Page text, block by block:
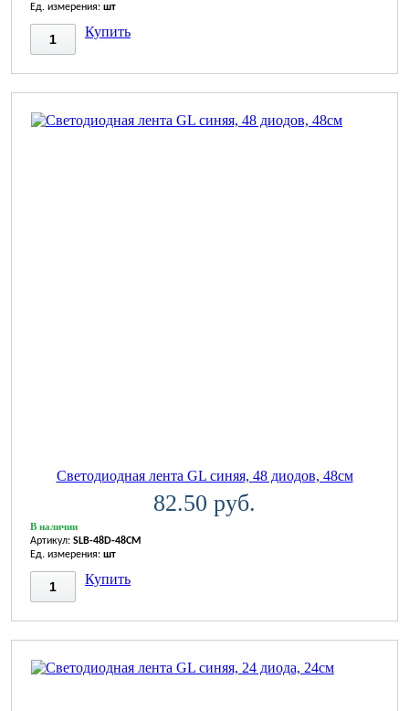
Ед. измерения: шт
Купить
Светодиодная лента GL синяя, 48 диодов, 48см
82.50 руб.
В наличии
Артикул: SLB-48D-48CM
Ед. измерения: шт
Купить